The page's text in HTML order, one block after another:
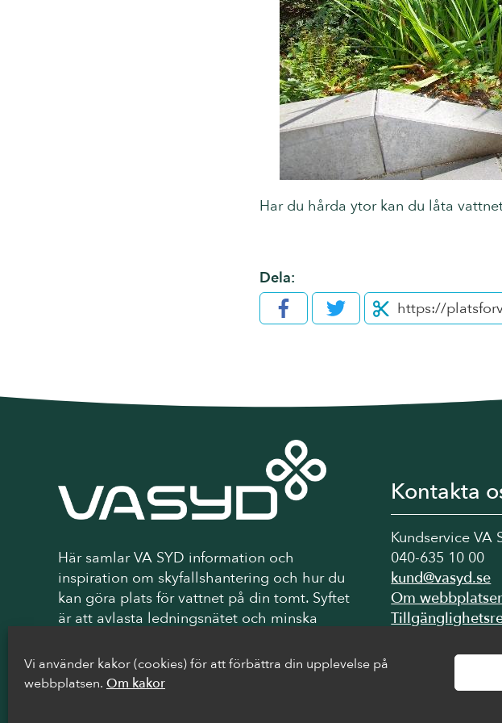
Vi använder kakor (cookies) för att förbättra din upplevelse på
webbplatsen. Om kakor
Har du hårda ytor kan du låta
Dela:
FacebookTwitter
Kontakta
Här samlar VA SYD information och
inspiration om skyfallshantering och hur du
kan göra plats för vattnet på din tomt. Syftet
är att avlasta ledningsnätet och minska
skador.
Kundservice VA
040-635 10 00
kund@vasyd.se
Om